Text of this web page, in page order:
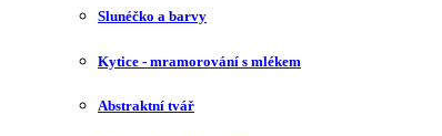
Slunéčko a barvy
Kytice - mramorování s mlékem
Abstraktní tvář